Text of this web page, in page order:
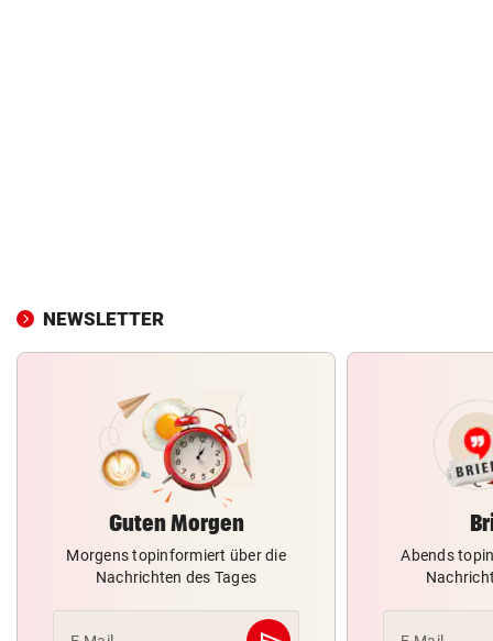
NEWSLETTER
Guten Morgen
Morgens topinformiert über die
Nachrichten des Tages
Abends